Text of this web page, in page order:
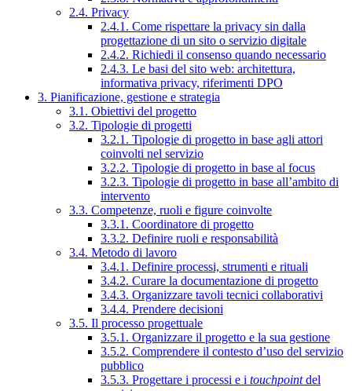
2.4. Privacy
2.4.1. Come rispettare la privacy sin dalla
progettazione di un sito o servizio digitale
2.4.2. Richiedi il consenso quando necessario
2.4.3. Le basi del sito web: architettura,
informativa privacy, riferimenti DPO
3. Pianificazione, gestione e strategia
3.1. Obiettivi del progetto
3.2. Tipologie di progetti
3.2.1. Tipologie di progetto in base agli attori
coinvolti nel servizio
3.2.2. Tipologie di progetto in base al focus
3.2.3. Tipologie di progetto in base all’ambito di
intervento
3.3. Competenze, ruoli e figure coinvolte
3.3.1. Coordinatore di progetto
3.3.2. Definire ruoli e responsabilità
3.4. Metodo di lavoro
3.4.1. Definire processi, strumenti e rituali
3.4.2. Curare la documentazione di progetto
3.4.3. Organizzare tavoli tecnici collaborativi
3.4.4. Prendere decisioni
3.5. Il processo progettuale
3.5.1. Organizzare il progetto e la sua gestione
3.5.2. Comprendere il contesto d’uso del servizio
pubblico
3.5.3. Progettare i processi e i touchpointdel